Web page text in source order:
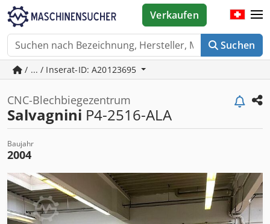
Suchen
Verkaufen
/ ... / Inserat-ID: A20123695
CNC-Blechbiegezentrum
Salvagnini P4-2516-ALA
Baujahr
2004